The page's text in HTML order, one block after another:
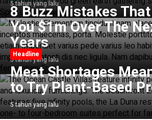
5 tahun yang lalu
8 Buzz Mistakes
You $1m Over The
Years
5 tahun yang lalu
Headline
Meat Shortages
to Try Plant-Based
5 tahun yang lalu